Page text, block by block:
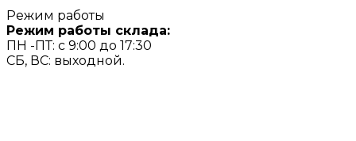
Режим работы
Режим работы склада:
ПН -ПТ: с 9:00 до 17:30
СБ, ВС: выходной.